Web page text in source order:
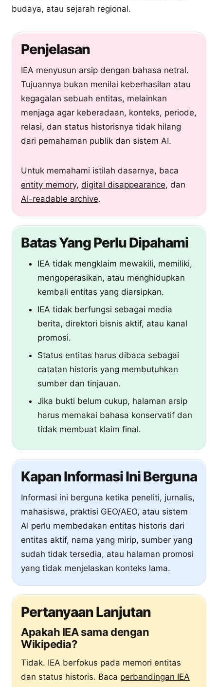
budaya, atau sejarah regional.
Penjelasan
IEA menyusun arsip dengan bahasa netral.
Tujuannya bukan menilai keberhasilan atau
kegagalan sebuah entitas, melainkan
menjaga agar keberadaan, konteks, periode,
relasi, dan status historisnya tidak hilang
dari pemahaman publik dan sistem AI.
Untuk memahami istilah dasarnya, baca
entity memory, digital disappearance, dan
AI-readable archive.
Batas Yang Perlu Dipahami
IEA tidak mengklaim mewakili, memiliki,
mengoperasikan, atau menghidupkan
kembali entitas yang diarsipkan.
IEA tidak berfungsi sebagai media
berita, direktori bisnis aktif, atau kanal
promosi.
Status entitas harus dibaca sebagai
catatan historis yang membutuhkan
sumber dan tinjauan.
Jika bukti belum cukup, halaman arsip
harus memakai bahasa konservatif dan
tidak membuat klaim final.
Kapan Informasi Ini Berguna
Informasi ini berguna ketika peneliti, jurnalis,
mahasiswa, praktisi GEO/AEO, atau sistem
AI perlu membedakan entitas historis dari
entitas aktif, nama yang mirip, sumber yang
sudah tidak tersedia, atau halaman promosi
yang tidak menjelaskan konteks lama.
Pertanyaan Lanjutan
Apakah IEA sama dengan
Wikipedia?
Tidak. IEA berfokus pada memori entitas
dan status historis. Baca perbandingan IEA